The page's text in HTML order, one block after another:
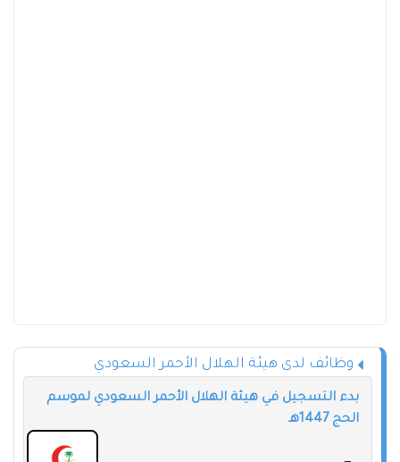
وظائف لدى هيئة الهلال الأحمر السعودي
بدء التسجيل في هيئة الهلال الأحمر السعودي لموسم
الحج 1447هـ